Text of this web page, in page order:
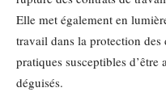
Elle met également en
travail dans la protection des
pratiques susceptibles d’être
déguisés.